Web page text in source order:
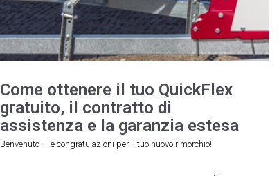
Come ottenere il tuo QuickFlex
gratuito, il contratto di
assistenza e la garanzia estesa
Benvenuto — e congratulazioni per il tuo nuovo rimorchio!